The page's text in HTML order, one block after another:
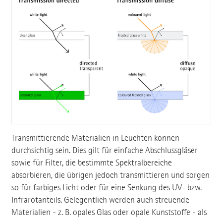
Transmittierende Materialien in Leuchten können
durchsichtig sein. Dies gilt für einfache Abschlussgläser
sowie für Filter, die bestimmte Spektralbereiche
absorbieren, die übrigen jedoch transmittieren und sorgen
so für farbiges Licht oder für eine Senkung des UV- bzw.
Infrarotanteils. Gelegentlich werden auch streuende
Materialien - z. B. opales Glas oder opale Kunststoffe - als